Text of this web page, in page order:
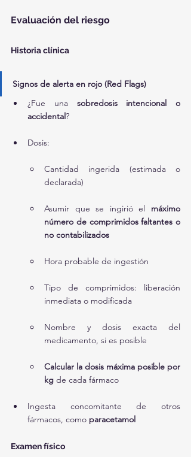
Evaluación del riesgo
Historia clínica
Signos de alerta en rojo (Red Flags)
¿Fue una sobredosis intencional o
accidental?
Dosis:
Cantidad ingerida (estimada o
declarada)
Asumir que se ingirió el máximo
número de comprimidos faltantes o
no contabilizados
Hora probable de ingestión
Tipo de comprimidos: liberación
inmediata o modificada
Nombre y dosis exacta del
medicamento, si es posible
Calcular la dosis máxima posible por
kg de cada fármaco
Ingesta concomitante de otros
fármacos, como paracetamol
Examen físico